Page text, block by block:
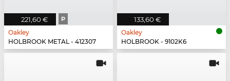
221,60 € P
Oakley
HOLBROOK METAL - 412307
133,60 €
Oakley
HOLBROOK - 9102K6